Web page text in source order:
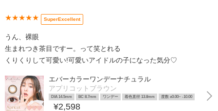
★★★★★ SuperExcellent
うん、裸眼
生まれつき茶目ですー。って笑とれる
くりくりして可愛い!可愛いアイドルの子になった気分♡
エバーカラーワンデーナチュラル
アプリコットブラウン
DIA 14.5mm BC 8.7mm ワンデー 着色直径 13.8mm 度数 ±0.00~ -10.00
¥2,598